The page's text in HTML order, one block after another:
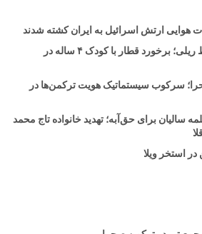
هوایی ارتش اسرائیل به ایران کشته شدند
سهل‌انگاری در ایمنی خطوط ریلی؛ برخورد قطار با کودک ۴ ساله در
صحرا؛ سرکوب سیستماتیک هویت ترکمن‌ها در
سالیان برای حق‌آبه؛ تهدید خانواده تاج محمد
استخر ویلا